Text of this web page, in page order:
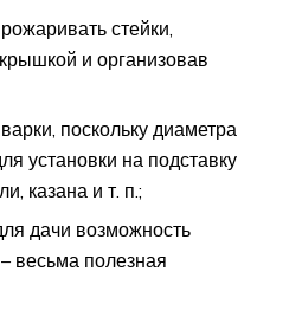
стейки,
и организовав
поскольку диаметра
установки на подставку
казана и т. п.;
дачи возможность
весьма полезная